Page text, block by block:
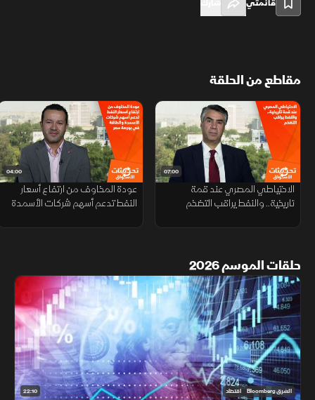
قائمتي
مقاطع من الحلقة
07:00
الاحتياطي المصري عند قمة
تاريخية.. والنفط يراقب التضخم
04:00
عودة المخاوف من ارتفاع أسعار
النفط تدعم أسهم شركات الأسمدة
حلقات الموسم 2026
22:10 الشرق Bloomberg اقتصاد